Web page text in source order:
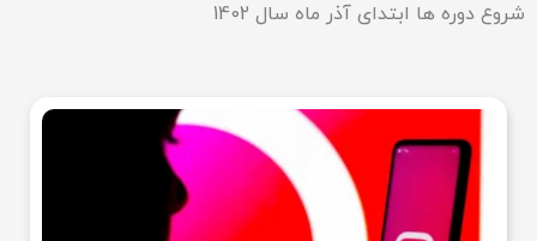
شروع دوره ها ابتدای آذر ماه سال 1402